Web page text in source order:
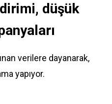
düşük
verilere dayanarak,
yapıyor.